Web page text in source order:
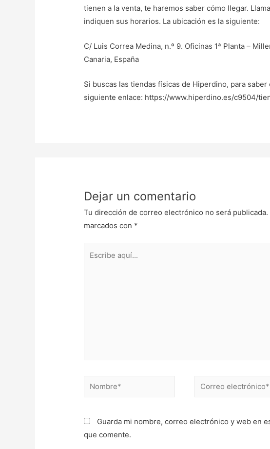
tienen a la venta, te haremos saber cómo llegar.
indiquen sus horarios. La ubicación es la siguiente:
C/ Luis Correa Medina, n.º 9. Oficinas 1ª Planta –
Canaria, España
Si buscas las tiendas físicas de Hiperdino, para
siguiente enlace: https://www.hiperdino.es/c9504/
Dejar un comentario
Tu dirección de correo electrónico no será publicada.
marcados con *
Nombre*
Correo
Guarda mi nombre, correo electrónico y web en
que comente.